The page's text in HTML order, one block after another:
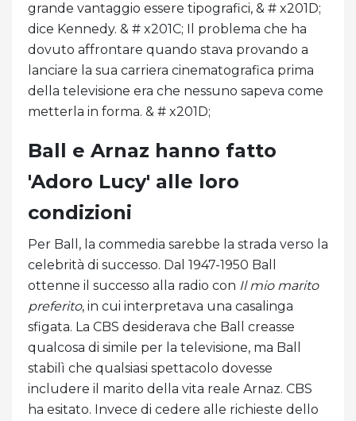
grande vantaggio essere tipografici, & # x201D;
dice Kennedy. & # x201C; Il problema che ha
dovuto affrontare quando stava provando a
lanciare la sua carriera cinematografica prima
della televisione era che nessuno sapeva come
metterla in forma. & # x201D;
Ball e Arnaz hanno fatto
'Adoro Lucy' alle loro
condizioni
Per Ball, la commedia sarebbe la strada verso la
celebrità di successo. Dal 1947-1950 Ball
ottenne il successo alla radio con Il mio marito
preferito, in cui interpretava una casalinga
sfigata. La CBS desiderava che Ball creasse
qualcosa di simile per la televisione, ma Ball
stabilì che qualsiasi spettacolo dovesse
includere il marito della vita reale Arnaz. CBS
ha esitato. Invece di cedere alle richieste dello